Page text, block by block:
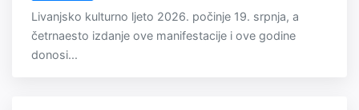
Livanjsko kulturno ljeto 2026. počinje 19. srpnja, a
četrnaesto izdanje ove manifestacije i ove godine
donosi...